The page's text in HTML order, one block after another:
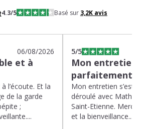
4.3/5 Basé sur 3,2Kavis
06/08/2026
et à
l’écoute. Et la
de la garde
;
5/5
Mon entretien
parfaitement…
Mon entretien s’est
déroulé avec Mathias
Saint-Etienne. Merci
et la bienveillance...